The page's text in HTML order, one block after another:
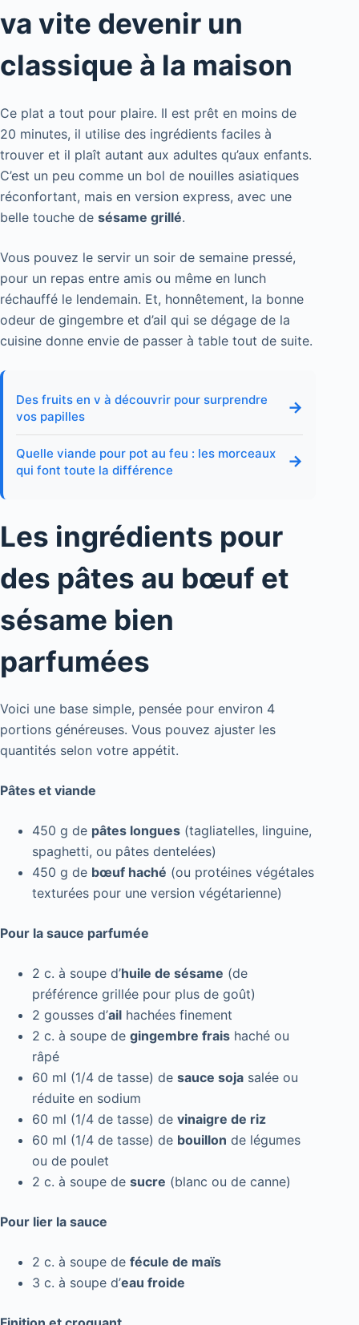
va vite devenir un
classique à la maison
Ce plat a tout pour plaire. Il est prêt en moins de
20 minutes, il utilise des ingrédients faciles à
trouver et il plaît autant aux adultes qu’aux enfants.
C’est un peu comme un bol de nouilles asiatiques
réconfortant, mais en version express, avec une
belle touche de sésame grillé.
Vous pouvez le servir un soir de semaine pressé,
pour un repas entre amis ou même en lunch
réchauffé le lendemain. Et, honnêtement, la bonne
odeur de gingembre et d’ail qui se dégage de la
cuisine donne envie de passer à table tout de suite.
Des fruits en v à découvrir pour surprendre
vos papilles
→
Quelle viande pour pot au feu : les morceaux
qui font toute la différence
→
Les ingrédients pour
des pâtes au bœuf et
sésame bien
parfumées
Voici une base simple, pensée pour environ 4
portions généreuses. Vous pouvez ajuster les
quantités selon votre appétit.
Pâtes et viande
450 g de pâtes longues (tagliatelles, linguine,
spaghetti, ou pâtes dentelées)
450 g de bœuf haché (ou protéines végétales
texturées pour une version végétarienne)
Pour la sauce parfumée
2 c. à soupe d’huile de sésame (de
préférence grillée pour plus de goût)
2 gousses d’ail hachées finement
2 c. à soupe de gingembre frais haché ou
râpé
60 ml (1/4 de tasse) de sauce soja salée ou
réduite en sodium
60 ml (1/4 de tasse) de vinaigre de riz
60 ml (1/4 de tasse) de bouillon de légumes
ou de poulet
2 c. à soupe de sucre (blanc ou de canne)
Pour lier la sauce
2 c. à soupe de fécule de maïs
3 c. à soupe d’eau froide